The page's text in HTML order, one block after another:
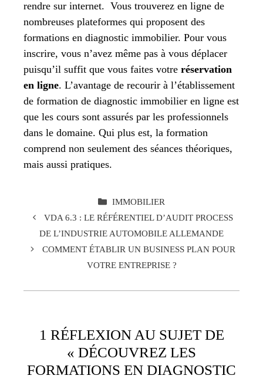
rendre sur internet. Vous trouverez en ligne de
nombreuses plateformes qui proposent des
formations en diagnostic immobilier. Pour vous
inscrire, vous n’avez même pas à vous déplacer
puisqu’il suffit que vous faites votre réservation
en ligne. L’avantage de recourir à l’établissement
de formation de diagnostic immobilier en ligne est
que les cours sont assurés par les professionnels
dans le domaine. Qui plus est, la formation
comprend non seulement des séances théoriques,
mais aussi pratiques.
CATÉGORIES
IMMOBILIER
VDA 6.3 : LE RÉFÉRENTIEL D’AUDIT PROCESS
DE L’INDUSTRIE AUTOMOBILE ALLEMANDE
COMMENT ÉTABLIR UN BUSINESS PLAN POUR
VOTRE ENTREPRISE ?
1 RÉFLEXION AU SUJET DE
« DÉCOUVREZ LES
FORMATIONS EN DIAGNOSTIC